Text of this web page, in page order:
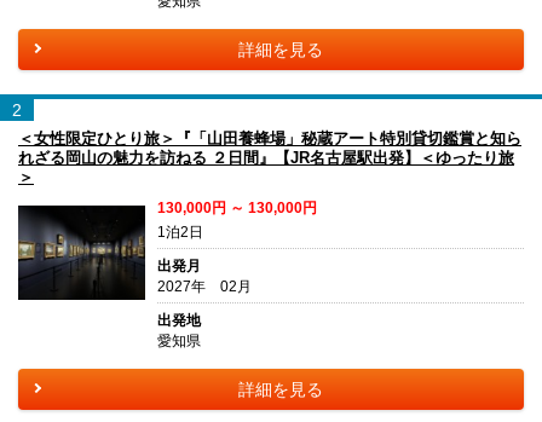
詳細を見る
2
＜女性限定ひとり旅＞『「山田養蜂場」秘蔵アート特別貸切鑑賞と知ら
れざる岡山の魅力を訪ねる ２日間』【JR名古屋駅出発】＜ゆったり旅
＞
130,000円 ～ 130,000円
1泊2日
出発月
2027年 02月
出発地
愛知県
詳細を見る